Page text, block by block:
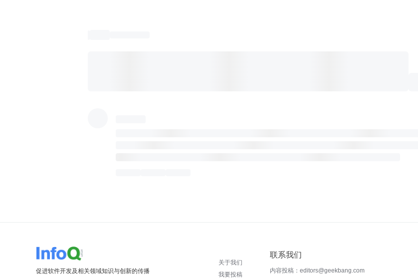
促进软件开发及相关领域知识与创新的传播
关于我们
我要投稿
联系我们
内容投稿：editors@geekbang.com